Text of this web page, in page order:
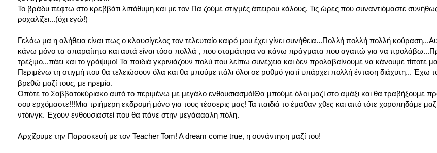
Το βράδυ πέφτω στο κρεββάτι λιπόθυμη και με τον Πα ζούμε στιγμές άπειρου κάλους. Τις ώρες που συναντιόμαστε
ροχαλίζει...(όχι εγώ!)
Γελάω μα η αλήθεια είναι πως ο κλαυσίγελος τον τελευταίο καιρό μου έχει γίνει συνήθεια...Πολλή πολλή πολλή
κάνω μόνο τα απαραίτητα και αυτά είναι τόσα πολλά , που σταμάτησα να κάνω πράγματα που αγαπώ για να
τρέξιμο...πάει και το γράψιμο! Τα παιδιά γκρινιάζουν πολύ που λείπω συνέχεια και δεν προλαβαίνουμε να κάνουμε τίποτε
Περιμένω τη στιγμή που θα τελειώσουν όλα και θα μπούμε πάλι όλοι σε ρυθμό γιατί υπάρχει πολλή ένταση διάχυτη... Έχω
βρεθώ μαζί τους, με ηρεμία.
Οπότε το Σαββατοκύριακο αυτό το περιμένω με μεγάλο ενθουσιασμό!Θα μπούμε όλοι μαζί στο αμάξι και θα τραβήξουμε
σου ερχόμαστε!!!Μια τριήμερη εκδρομή μόνο για τους τέσσερις μας! Τα παιδιά το έμαθαν χθες και από τότε χοροπηδάμε
ντόινγκ. Έχουν ενθουσιαστεί που θα πάνε στην μεγάαααλη πόλη.
Αρχίζουμε την Παρασκευή με τον Teacher Tom! A dream come true, η συνάντηση μαζί του!